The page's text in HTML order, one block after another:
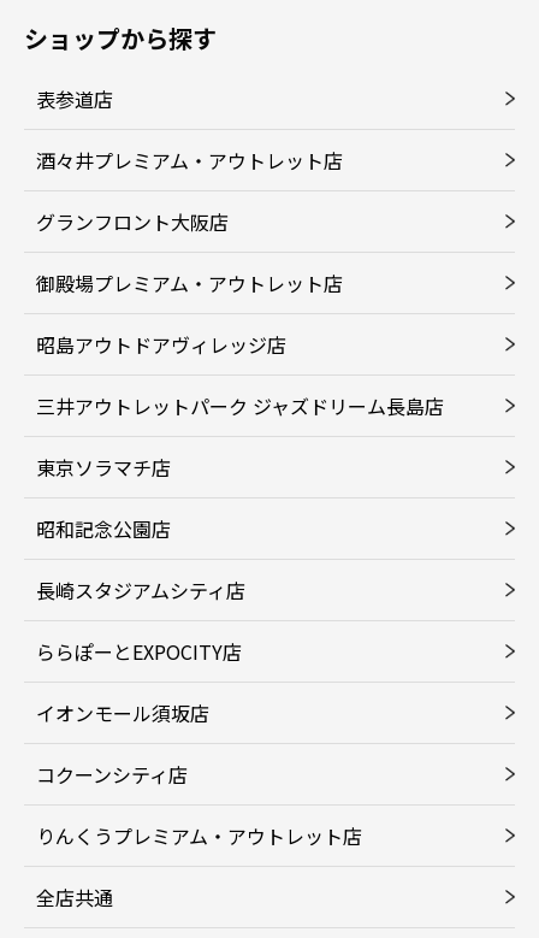
ショップから探す
表参道店
酒々井プレミアム・アウトレット店
グランフロント大阪店
御殿場プレミアム・アウトレット店
昭島アウトドアヴィレッジ店
三井アウトレットパーク ジャズドリーム長島店
東京ソラマチ店
昭和記念公園店
長崎スタジアムシティ店
ららぽーとEXPOCITY店
イオンモール須坂店
コクーンシティ店
りんくうプレミアム・アウトレット店
全店共通